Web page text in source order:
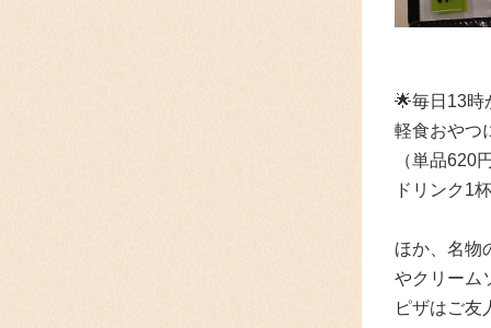
🌟毎日13時
軽食おやつ
（単品620
ドリンク1
ほか、名物
やクリーム
ピザはご友